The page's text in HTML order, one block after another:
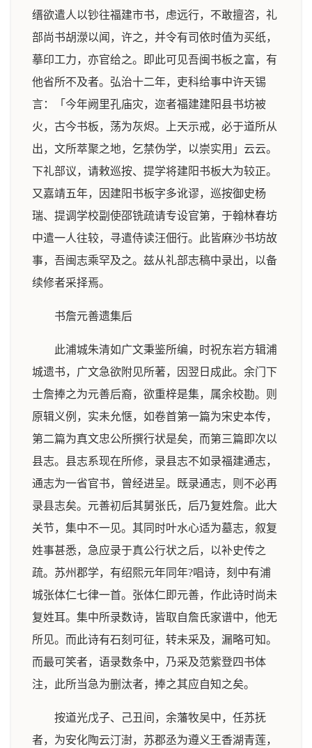
缙欲遣人以钞往福建市书，虑远行，不敢擅咨，礼
部尚书胡濴以闻，许之，并令有司依时值为买纸，
摹印工力，亦官给之。即此可见吾闽书板之富，有
他省所不及者。弘治十二年，吏科给事中许天锡
言：「今年阙里孔庙灾，迩者福建建阳县书坊被
火，古今书板，荡为灰烬。上天示戒，必于道所从
出，文所萃聚之地，乞禁伪学，以崇实用」云云。
下礼部议，请敕巡按、提学将建阳书板大为较正。
又嘉靖五年，因建阳书板字多讹谬，巡按御史杨
瑞、提调学校副使邵铣疏请专设官第，于翰林春坊
中遣一人往较，寻遣侍读汪佃行。此皆麻沙书坊故
事，吾闽志乘罕及之。兹从礼部志稿中录出，以备
续修者采择焉。
书詹元善遗集后
此浦城朱清如广文秉鉴所编，时祝东岩方辑浦
城遗书，广文急欲附见所著，因翌日成此。余门下
士詹捧之为元善后裔，欲重梓是集，属余校勘。则
原辑义例，实未允惬，如卷首第一篇为宋史本传，
第二篇为真文忠公所撰行状是矣，而第三篇即次以
县志。县志系现在所修，录县志不如录福建通志，
通志为一省官书，曾经进呈。既录通志，则不必再
录县志矣。元善初后其舅张氏，后乃复姓詹。此大
关节，集中不一见。其同时叶水心适为墓志，叙复
姓事甚悉，急应录于真公行状之后，以补史传之
疏。苏州郡学，有绍熙元年同年?唱诗，刻中有浦
城张体仁七律一首。张体仁即元善，作此诗时尚未
复姓耳。集中所录数诗，皆取自詹氏家谱中，他无
所见。而此诗有石刻可征，转未采及，漏略可知。
而最可笑者，语录数条中，乃采及范紫登四书体
注，此所当急为删汰者，捧之其应自知之矣。
按道光戊子、己丑间，余藩牧吴中，任苏抚
者，为安化陶云汀澍，苏郡丞为遵义王香湖青莲，